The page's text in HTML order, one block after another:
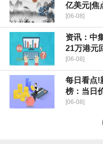
亿美元|焦
[06-08]
资讯：中
21万港元
[06-08]
每日看点!
榜：当日
[06-08]